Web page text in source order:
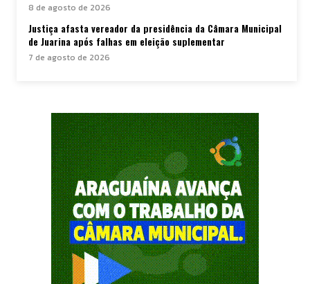
8 de agosto de 2026
Justiça afasta vereador da presidência da Câmara Municipal
de Juarina após falhas em eleição suplementar
7 de agosto de 2026